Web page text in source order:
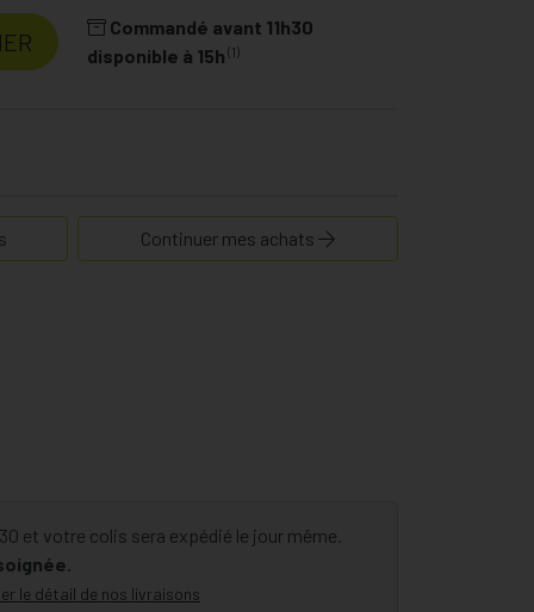
Commandé avant 11h30
disponible à 15h (1)
Continuer mes achats
et votre colis sera expédié le jour même.
le détail de nos livraisons